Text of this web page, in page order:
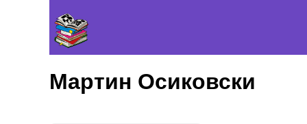
Мартин Осиковски